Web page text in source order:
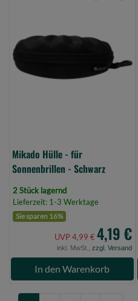
für
Sonnenbrillen
Mikado Hülle - für
Sonnenbrillen - Schwarz
2 Stück lagernd
Lieferzeit: 1-3 Werktage
Sie sparen 16%
UVP 4,99 € 4,19 €
inkl. MwSt., zzgl. Versand
In den Warenkorb